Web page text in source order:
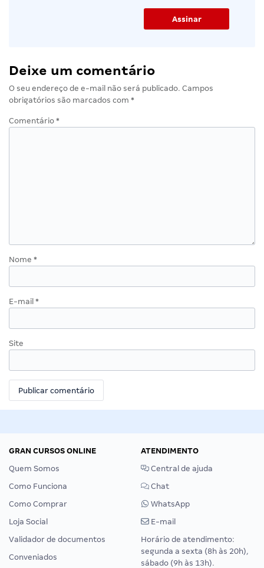
Deixe um comentário
O seu endereço de e-mail não será publicado. Campos
obrigatórios são marcados com *
Comentário *
Nome *
E-mail *
Site
GRAN CURSOS ONLINE
Quem Somos
Como Funciona
Como Comprar
Loja Social
Validador de documentos
Conveniados
ATENDIMENTO
Central de ajuda
Chat
WhatsApp
E-mail
Horário de atendimento:
segunda a sexta (8h às 20h),
sábado (9h às 13h).